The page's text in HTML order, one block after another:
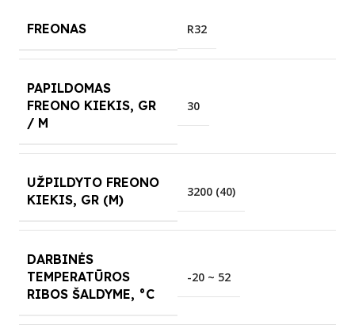
FREONAS R32
PAPILDOMAS
FREONO KIEKIS, GR
/ M
30
UŽPILDYTO FREONO
KIEKIS, GR (M)
3200 (40)
DARBINĖS
TEMPERATŪROS
RIBOS ŠALDYME, °C
-20 ~ 52